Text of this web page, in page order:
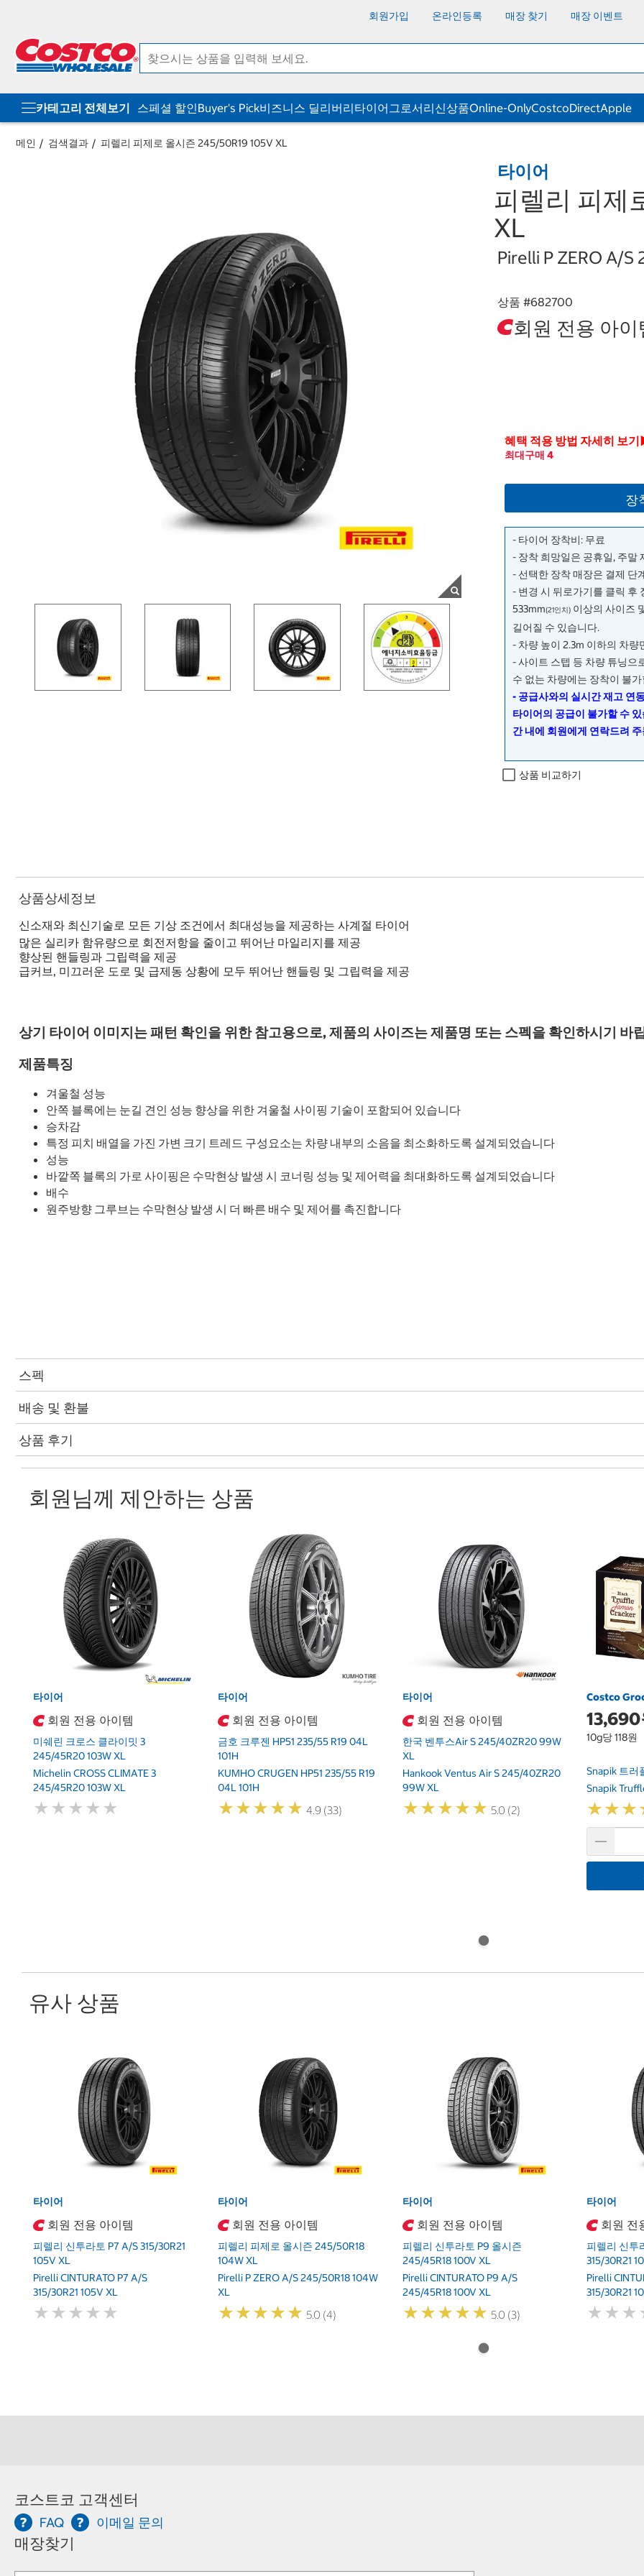
회원가입 온라인등록 매장 찾기 매장 이벤트
카테고리 전체보기 스페셜 할인Buyer's Pick비즈니스 딜리버리타이어그로서리신상품Online-OnlyCostcoDirectApple
메인 검색결과 피렐리 피제로 올시즌 245/50R19 105V XL
타이어
피렐리 피제
XL
Pirelli P ZERO A/S
상품 #682700
회원 전용 아이
혜택 적용 방법 자세히 보
최대구매 4
장
- 타이어 장착비: 무료
- 장착 희망일은 공휴일, 주말
- 선택한 장착 매장은 결제 단
- 변경 시 뒤로가기를 클릭 후
533mm(21인치) 이상의 사이즈
길어질 수 있습니다.
- 차량 높이 2.3m 이하의 차량
- 사이트 스텝 등 차량 튜닝으
수 없는 차량에는 장착이 불
- 공급사와의 실시간 재고 연
타이어의 공급이 불가할 수
간 내에 회원에게 연락드려
상품 비교하기
상품상세정보
신소재와 최신기술로 모든 기상 조건에서 최대성능을 제공하는 사계절 타이어
많은 실리카 함유량으로 회전저항을 줄이고 뛰어난 마일리지를 제공
향상된 핸들링과 그립력을 제공
급커브, 미끄러운 도로 및 급제동 상황에 모두 뛰어난 핸들링 및 그립력을 제공
상기 타이어 이미지는 패턴 확인을 위한 참고용으로, 제품의 사이즈는 제품명 또는 스펙을 확인하시기 바
제품특징
겨울철 성능
안쪽 블록에는 눈길 견인 성능 향상을 위한 겨울철 사이핑 기술이 포함되어 있습니다
승차감
특정 피치 배열을 가진 가변 크기 트레드 구성요소는 차량 내부의 소음을 최소화하도록 설계되었습니다
성능
바깥쪽 블록의 가로 사이핑은 수막현상 발생 시 코너링 성능 및 제어력을 최대화하도록 설계되었습니다
배수
원주방향 그루브는 수막현상 발생 시 더 빠른 배수 및 제어를 촉진합니다
스펙
배송 및 환불
상품 후기
회원님께 제안하는 상품
타이어
회원 전용 아이템
미쉐린 크로스 클라이밋 3
245/45R20 103W XL
Michelin CROSS CLIMATE 3
245/45R20 103W XL
★ ★ ★ ★ ★
★ ★ ★ ★ ★
타이어
회원 전용 아이템
금호 크루젠 HP51 235/55 R19 04L
101H
KUMHO CRUGEN HP51 235/55 R19
04L 101H
★★★★★
★★★★★ 4.9 (33)
타이어
회원 전용 아이템
한국 벤투스Air S 245/40ZR20 99W
XL
Hankook Ventus Air S 245/40ZR20
99W XL
★★★★★
★★★★★ 5.0 (2)
Costco
10g당 118원
Snapik 트러
Snapik
★★★
★★★
유사 상품
타이어
회원 전용 아이템
피렐리 신투라토 P7 A/S 315/30R21
105V XL
Pirelli CINTURATO P7 A/S
315/30R21 105V XL
★ ★ ★ ★ ★
★ ★ ★ ★ ★
타이어
회원 전용 아이템
피렐리 피제로 올시즌 245/50R18
104W XL
Pirelli P ZERO A/S 245/50R18 104W
XL
★★★★★
★★★★★ 5.0 (4)
타이어
회원 전용 아이템
피렐리 신투라토 P9 올시즌
245/45R18 100V XL
Pirelli CINTURATO P9 A/S
245/45R18 100V XL
★★★★★
★★★★★ 5.0 (3)
타이어
회원 전
피렐리 신투
315/30R21
Pirelli
315/30R21
★ ★ ★
★ ★ ★
코스트코 고객센터
FAQ 이메일 문의
매장찾기